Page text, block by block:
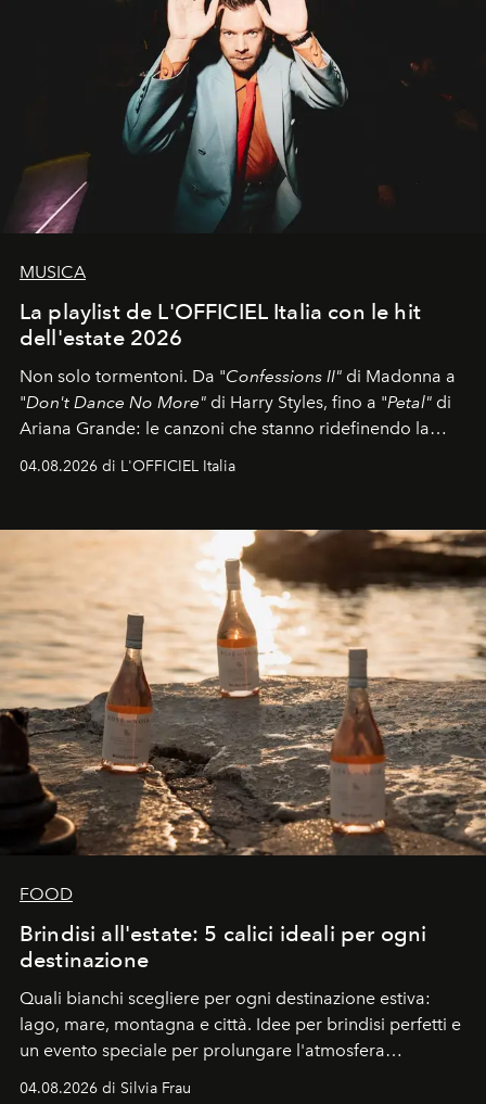
MUSICA
La playlist de L'OFFICIEL Italia con le hit
dell'estate 2026
Non solo tormentoni. Da "Confessions II" di Madonna a
"Don't Dance No More" di Harry Styles, fino a "Petal" di
Ariana Grande: le canzoni che stanno ridefinendo la
04.08.2026 di L'OFFICIEL Italia
FOOD
Brindisi all'estate: 5 calici ideali per ogni
destinazione
Quali bianchi scegliere per ogni destinazione estiva:
lago, mare, montagna e città. Idee per brindisi perfetti e
un evento speciale per prolungare l'atmosfera
04.08.2026 di Silvia Frau